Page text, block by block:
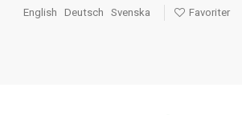
English Deutsch Svenska Favoriter